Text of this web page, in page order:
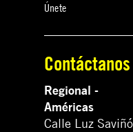
Únete
Contáctanos
Regional -
Américas
Calle Luz